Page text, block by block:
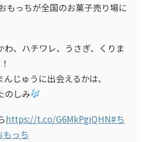
もっちが全国のお菓子売り場に
わ、ハチワレ、うさぎ、くりま
じゅうに出会えるかは、
のしみ
https://t.co/G6MkPgiQHN#ち
っち